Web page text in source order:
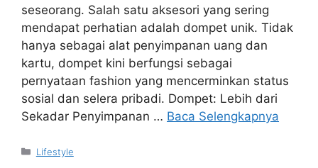
seseorang. Salah satu aksesori yang sering
mendapat perhatian adalah dompet unik. Tidak
hanya sebagai alat penyimpanan uang dan
kartu, dompet kini berfungsi sebagai
pernyataan fashion yang mencerminkan status
sosial dan selera pribadi. Dompet: Lebih dari
Sekadar Penyimpanan … Baca Selengkapnya
Kategori
Lifestyle